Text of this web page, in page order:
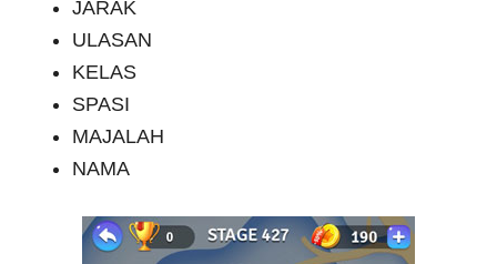
JARAK
ULASAN
KELAS
SPASI
MAJALAH
NAMA